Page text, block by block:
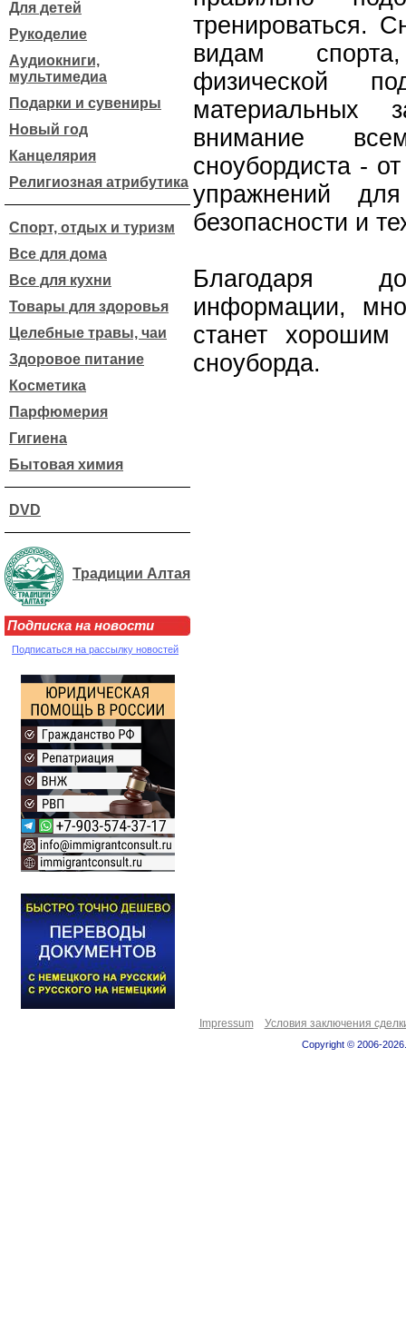
Для детей
Рукоделие
Аудиокниги,
мультимедиа
Подарки и сувениры
Новый год
Канцелярия
Религиозная атрибутика
Спорт, отдых и туризм
Все для дома
Все для кухни
Товары для здоровья
Целебные травы, чаи
Здоровое питание
Косметика
Парфюмерия
Гигиена
Бытовая химия
DVD
Традиции Алтая
Подписка на новости
Подписаться на рассылку новостей
тренироваться.
видам
физической
материальных
внимание
сноубордиста -
упражнений
безопасности и
Благодаря
информации,
станет
сноуборда.
Impressum Условия заключения
Copyright © 2006-